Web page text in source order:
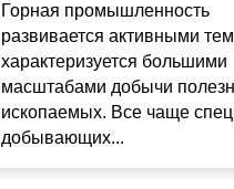
Горная промышленность
развивается активными
характеризуется большими
масштабами добычи
ископаемых. Все чаще
добывающих...